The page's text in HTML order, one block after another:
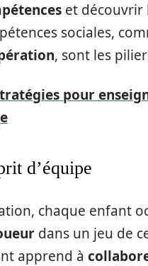
et découvrir
sociales,
, sont les
pour
d’équipe
chaque enfant
dans un jeu de
apprend à